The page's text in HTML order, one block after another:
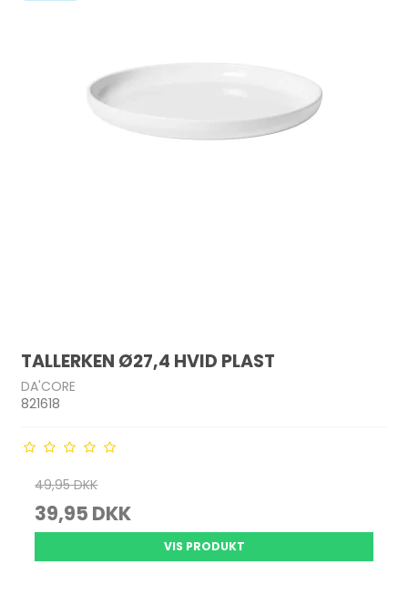
TALLERKEN Ø27,4 HVID PLAST
DA'CORE
821618
49,95 DKK
39,95 DKK
VIS PRODUKT